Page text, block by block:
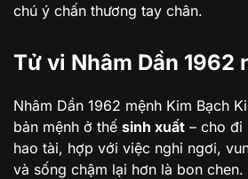
chú ý chấn thương tay chân.
Tử vi Nhâm Dần 1962
Nhâm Dần 1962 mệnh Kim Bạch
bản mệnh ở thế sinh xuất – cho đi
hao tài, hợp với việc nghỉ ngơi,
và sống chậm lại hơn là bon chen.